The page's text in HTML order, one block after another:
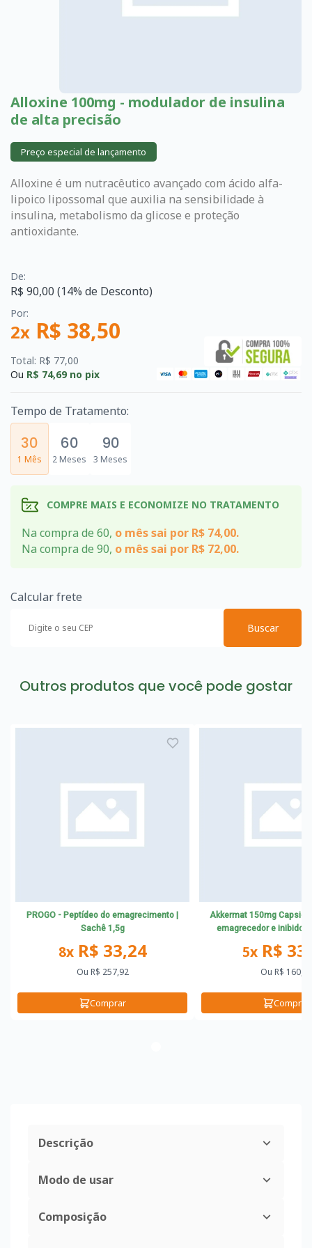
Alloxine 100mg - modulador de insulina
de alta precisão
Preço especial de lançamento
Alloxine é um nutracêutico avançado com ácido alfa-
lipoico lipossomal que auxilia na sensibilidade à
insulina, metabolismo da glicose e proteção
antioxidante.
De:
R$ 90,00 (14% de Desconto)
Por:
2x R$ 38,50
Total: R$ 77,00
Ou R$ 74,69no pix
Tempo de Tratamento:
30
1 Mês
60
2 Meses
90
3 Meses
COMPRE MAIS E ECONOMIZE NO TRATAMENTO
Na compra de 60, o mês sai por R$ 74,00.
Na compra de 90, o mês sai por R$ 72,00.
Calcular frete
Buscar
Outros produtos que você pode gostar
PROGO - Peptídeo do emagrecimento |
Sachê 1,5g
8xR$ 33,24
Ou R$ 257,92
Comprar
Akkermat 150mg
emagrecedor e inibidor
5xR$
Ou R$ 160,05
Comprar
Descrição
Modo de usar
Composição